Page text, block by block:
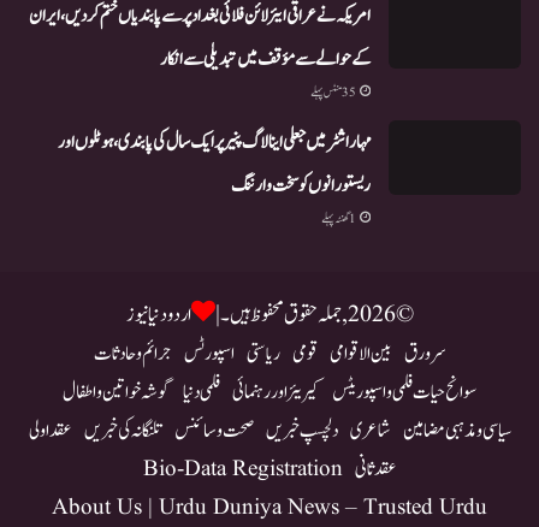
امریکہ نے عراقی ایئرلائن فلائی بغداد پر سے پابندیاں ختم کر دیں،ایران
کے حوالے سے مؤقف میں تبدیلی سے انکار
35 منٹس پہلے
مہاراشٹر میں جعلی اینالاگ پنیر پر ایک سال کی پابندی، ہوٹلوں اور
ریستورانوں کو سخت وارننگ
1 گھنٹہ پہلے
© 2026, جملہ حقوق محفوظ ہیں۔ | اردو دنیا نیوز
سرورق بین الاقوامی قومی ریاستی اسپورٹس جرائم و حادثات
سوانح حیات فلمی و اسپوریٹس کیریئر اور رہنمائی فلمی دنیا گوشہ خواتین و اطفال
سیاسی و مذہبی مضامین شاعری دلچسپ خبریں صحت و سائنس تلنگانہ کی خبریں عقد اولی
عقد ثانی Bio-Data Registration
About Us | Urdu Duniya News – Trusted Urdu